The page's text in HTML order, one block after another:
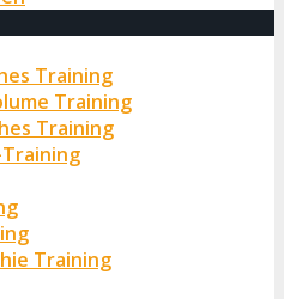
Training
Training
Training
Training